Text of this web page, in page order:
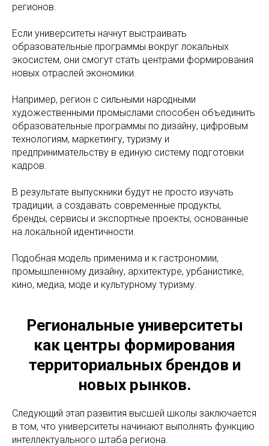
регионов.
Если университеты начнут выстраивать
образовательные программы вокруг локальных
экосистем, они смогут стать центрами формирования
новых отраслей экономики.
Например, регион с сильными народными
художественными промыслами способен объединить
образовательные программы по дизайну, цифровым
технологиям, маркетингу, туризму и
предпринимательству в единую систему подготовки
кадров.
В результате выпускники будут не просто изучать
традиции, а создавать современные продукты,
бренды, сервисы и экспортные проекты, основанные
на локальной идентичности.
Подобная модель применима и к гастрономии,
промышленному дизайну, архитектуре, урбанистике,
кино, медиа, моде и культурному туризму.
Региональные университеты
как центры формирования
территориальных брендов и
новых рынков.
Следующий этап развития высшей школы заключается
в том, что университеты начинают выполнять функцию
интеллектуального штаба региона.